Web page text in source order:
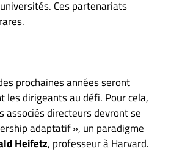
Ces partenariats
prochaines années seront
les dirigeants au défi. Pour cela,
associés directeurs devront se
adaptatif », un paradigme
Heifetz, professeur à Harvard.